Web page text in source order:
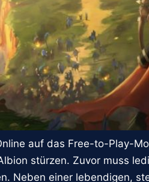
auf das Free-to-Play-
stürzen. Zuvor muss
Neben einer lebendigen,